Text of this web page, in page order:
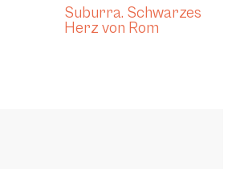
Suburra. Schwarzes
Herz von Rom